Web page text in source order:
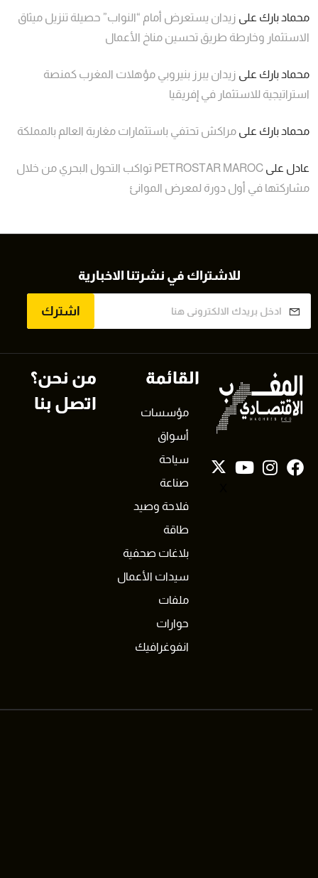
محماد بارك على زيدان يستعرض أمام “النواب” حصيلة تنزيل ميثاق
الاستثمار وخارطة طريق تحسين مناخ الأعمال
محماد بارك على زيدان يبرز بنيروبي مؤهلات المغرب كمنصة
استراتيجية للاستثمار في إفريقيا
محماد بارك على مراكش تحتفي باستثمارات مغاربة العالم بالمملكة
عادل على
PETROSTAR MAROC تواكب التحول البحري من خلال
مشاركتها في أول دورة لمعرض الموانئ
للاشتراك في نشرتنا الاخبارية
اشترك
القائمة
مؤسسات
أسواق
سياحة
صناعة
فلاحة وصيد
طاقة
بلاغات صحفية
سيدات الأعمال
ملفات
حوارات
انفوغرافيك
من نحن؟
اتصل بنا